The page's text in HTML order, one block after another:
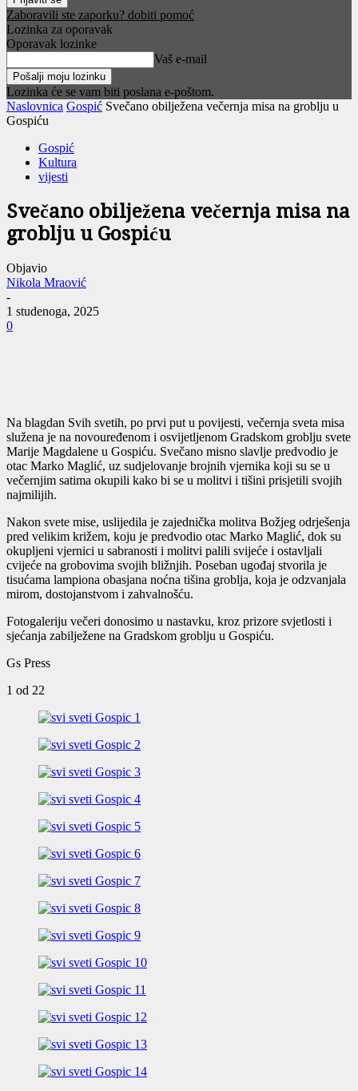
Zaboravili ste zaporku? dobiti pomoć
Lozinka za oporavak
Oporavak lozinke
Vaš e-mail
Lozinka će se vam biti poslana e-poštom.
Naslovnica Gospić Svečano obilježena večernja misa na groblju u
Gospiću
Gospić
Kultura
vijesti
Svečano obilježena večernja misa na
groblju u Gospiću
Objavio
Nikola Mraović
-
1 studenoga, 2025
0
Na blagdan Svih svetih, po prvi put u povijesti, večernja sveta misa
služena je na novouređenom i osvijetljenom Gradskom groblju svete
Marije Magdalene u Gospiću. Svečano misno slavlje predvodio je
otac Marko Maglić, uz sudjelovanje brojnih vjernika koji su se u
večernjim satima okupili kako bi se u molitvi i tišini prisjetili svojih
najmilijih.
Nakon svete mise, uslijedila je zajednička molitva Božjeg odrješenja
pred velikim križem, koju je predvodio otac Marko Maglić, dok su
okupljeni vjernici u sabranosti i molitvi palili svijeće i ostavljali
cvijeće na grobovima svojih bližnjih. Poseban ugođaj stvorila je
tisućama lampiona obasjana noćna tišina groblja, koja je odzvanjala
mirom, dostojanstvom i zahvalnošću.
Fotogaleriju večeri donosimo u nastavku, kroz prizore svjetlosti i
sjećanja zabilježene na Gradskom groblju u Gospiću.
Gs Press
1 od 22